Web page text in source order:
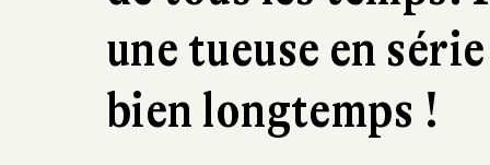
une tueuse en
bien longtemps !